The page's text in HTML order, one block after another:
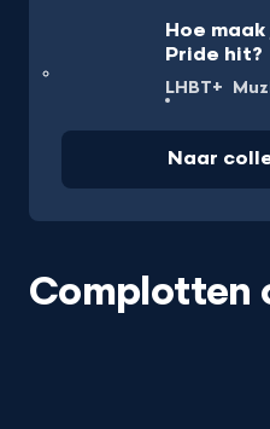
Hoe
Pride hit?
LHBT+
Naar
Complotten